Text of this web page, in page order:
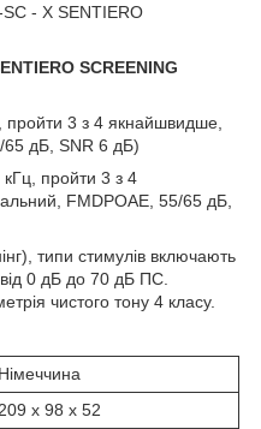
- X SENTIERO
SCREENING
пройти 3 з 4 якнайшвидше,
65 дБ, SNR 6 дБ)
пройти 3 з 4
FMDPOAE, 55/65 дБ,
типи стимулів включають
від 0 дБ до 70 дБ ПС.
чистого тону 4 класу.
Німеччина
209 x 98 x 52